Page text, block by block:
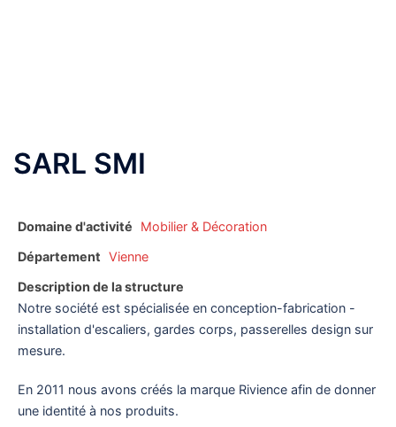
SARL SMI
Domaine d'activité
Mobilier & Décoration
Département Vienne
Description de la structure
Notre société est spécialisée en conception-fabrication -
installation d'escaliers, gardes corps, passerelles design sur
mesure.
En 2011 nous avons créés la marque Rivience afin de donner
une identité à nos produits.